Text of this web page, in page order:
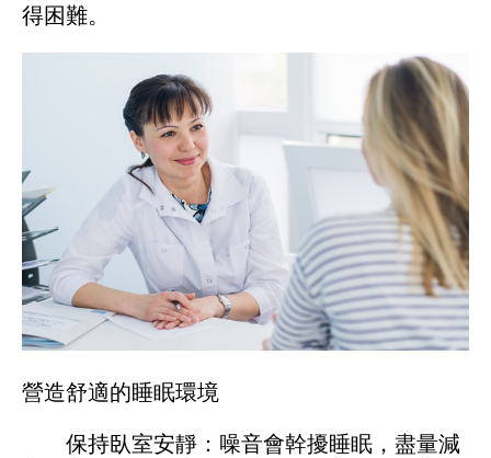
得困難。
營造舒適的睡眠環境
保持臥室安靜：噪音會幹擾睡眠，盡量減